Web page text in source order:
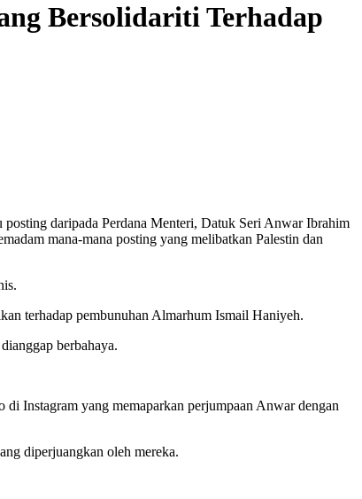
Bersolidariti Terhadap
daripada Perdana Menteri, Datuk Seri Anwar Ibrahim
mana-mana posting yang melibatkan Palestin dan
terhadap pembunuhan Almarhum Ismail Haniyeh.
berbahaya.
Instagram yang memaparkan perjumpaan Anwar dengan
diperjuangkan oleh mereka.